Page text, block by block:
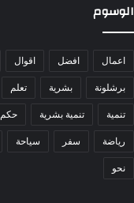
الوسوم
اعمال افضل اقوال
برشلونة بشرية تعلم
تنمية تنمية بشرية حكم
رياضة سفر سياحة
نحو